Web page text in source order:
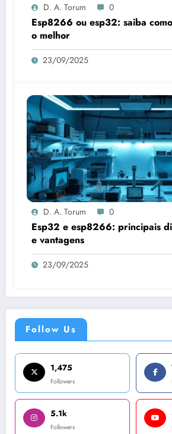
D. A. Torum 0
Esp8266 ou esp32: saiba
o melhor
23/09/2025
D. A. Torum 0
Esp32 e esp8266: principais
e vantagens
23/09/2025
Follow Us
1,475
Followers
5.1k
Followers